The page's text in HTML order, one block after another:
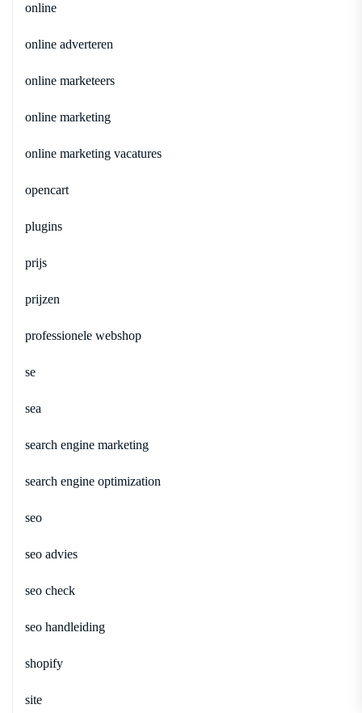
online
online adverteren
online marketeers
online marketing
online marketing vacatures
opencart
plugins
prijs
prijzen
professionele webshop
se
sea
search engine marketing
search engine optimization
seo
seo advies
seo check
seo handleiding
shopify
site